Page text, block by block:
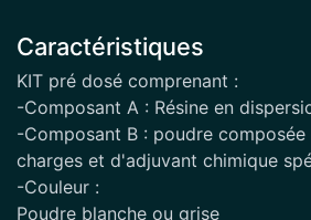
Caractéristiques
KIT pré dosé comprenant :
-Composant A : Résine en
-Composant B : poudre
charges et d'adjuvant chimique
-Couleur :
Poudre blanche ou grise